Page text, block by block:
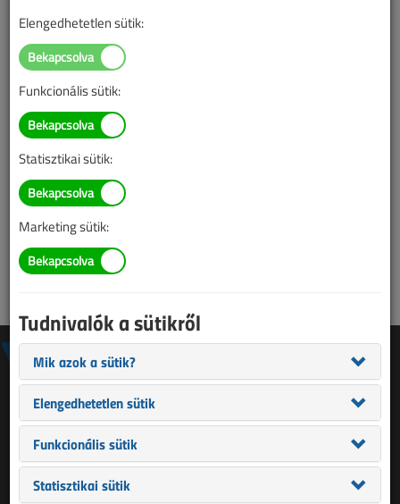
Hiba: a keresett oldal nem
található
MÉDIAAJÁNLAT
SÜTIBEÁLLÍTÁSOK
Elengedhetetlen sütik:
Funkcionális sütik:
Statisztikai sütik:
Marketing sütik:
Tudnivalók a sütikről
Mik azok a sütik?
Elengedhetetlen sütik
Funkcionális sütik
Statisztikai sütik